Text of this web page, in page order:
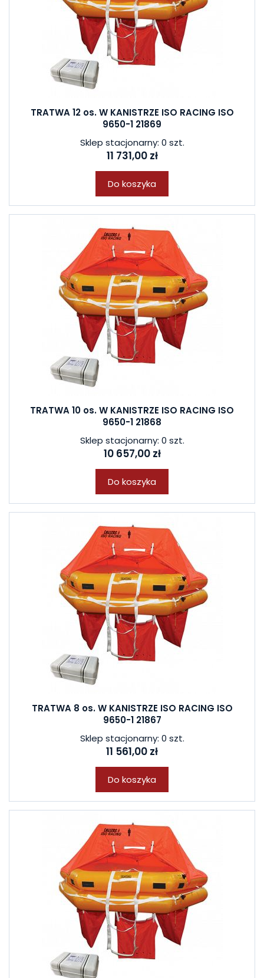
TRATWA 12 os. W KANISTRZE ISO RACING ISO
9650-1 21869
Sklep stacjonarny: 0 szt.
11 731,00 zł
Do koszyka
TRATWA 10 os. W KANISTRZE ISO RACING ISO
9650-1 21868
Sklep stacjonarny: 0 szt.
10 657,00 zł
Do koszyka
TRATWA 8 os. W KANISTRZE ISO RACING ISO
9650-1 21867
Sklep stacjonarny: 0 szt.
11 561,00 zł
Do koszyka